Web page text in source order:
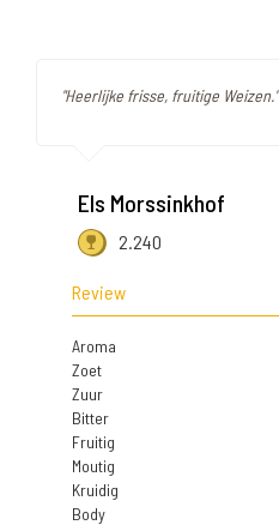
"Heerlijke frisse, fruitige Weizen."
Els Morssinkhof
2.240
Review
Aroma
Zoet
Zuur
Bitter
Fruitig
Moutig
Kruidig
Body